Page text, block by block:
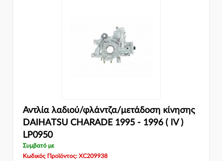
Αντλία λαδιού/φλάντζα/μετάδοση κίνησης
DAIHATSU CHARADE 1995 - 1996 ( IV )
LP0950
Συμβατό με
Κωδικός Προϊόντος: XC209938